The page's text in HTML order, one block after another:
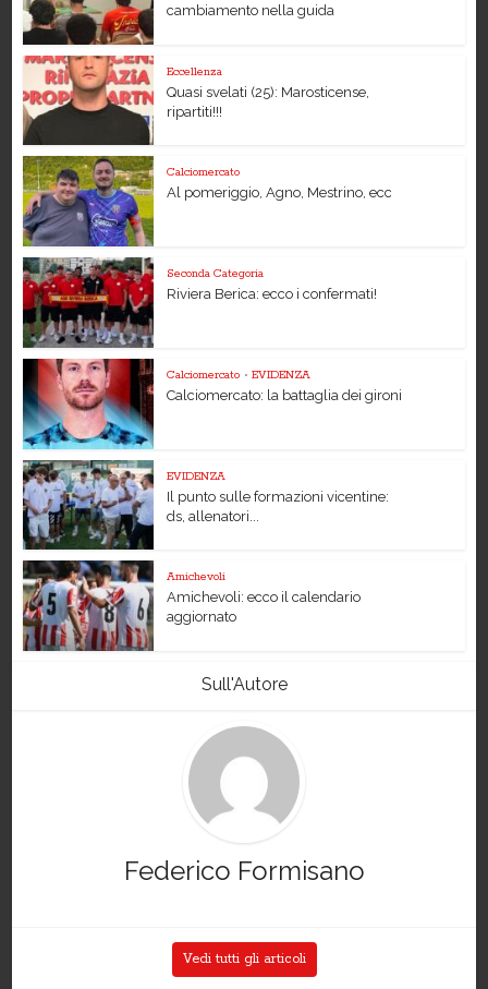
cambiamento nella guida
Eccellenza
Quasi svelati (25): Marosticense,
ripartiti!!!
Calciomercato
Al pomeriggio, Agno, Mestrino, ecc
Seconda Categoria
Riviera Berica: ecco i confermati!
Calciomercato • EVIDENZA
Calciomercato: la battaglia dei gironi
EVIDENZA
Il punto sulle formazioni vicentine:
ds, allenatori...
Amichevoli
Amichevoli: ecco il calendario
aggiornato
Sull'Autore
Federico Formisano
Vedi tutti gli articoli